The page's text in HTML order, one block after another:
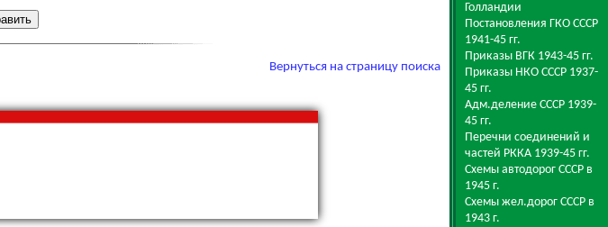
Вернуться на страницу поиска
Голландии
Постановления ГКО СССР
1941-45 гг.
Приказы ВГК 1943-45 гг.
Приказы НКО СССР 1937-
45 гг.
Адм.деление СССР 1939-
45 гг.
Перечни соединений и
частей РККА 1939-45 гг.
Схемы автодорог СССР в
1945 г.
Схемы жел.дорог СССР в
1943 г.